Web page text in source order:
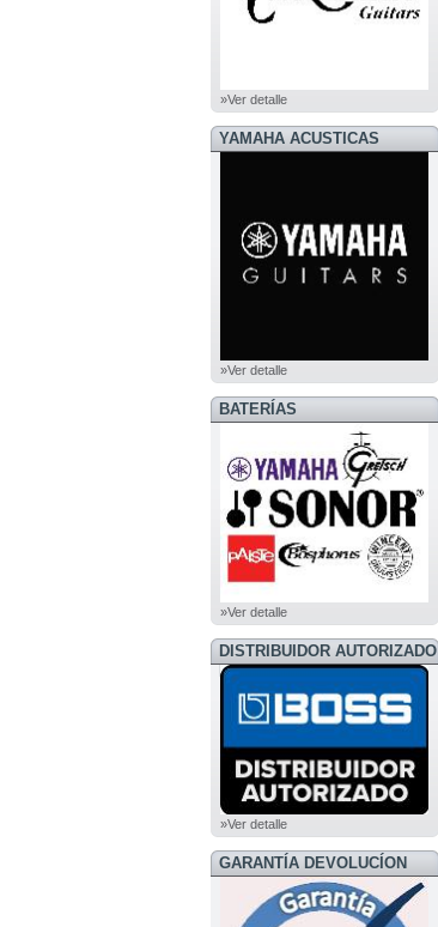
»Ver detalle
YAMAHA ACUSTICAS
»Ver detalle
BATERÍAS
»Ver detalle
DISTRIBUIDOR AUTORIZADO
BOSS
»Ver detalle
GARANTÍA DEVOLUCÍON